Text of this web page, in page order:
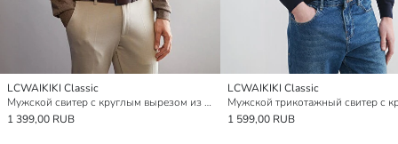
LCWAIKIKI Classic
Мужской свитер с круглым вырезом из трикотажа
1 399,00 RUB
LCWAIKIKI Classic
1 599,00 RUB